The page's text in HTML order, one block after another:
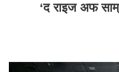
‘द राइज अफ